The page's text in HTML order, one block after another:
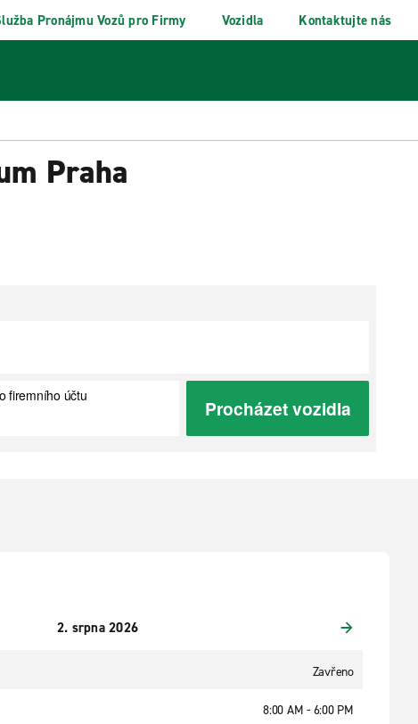
Pronájmu Vozů pro Firmy Vozidla Kontaktujte nás
Praha
firemního účtu
Procházet vozidla
2. srpna 2026
Zavřeno
8:00 AM - 6:00 PM